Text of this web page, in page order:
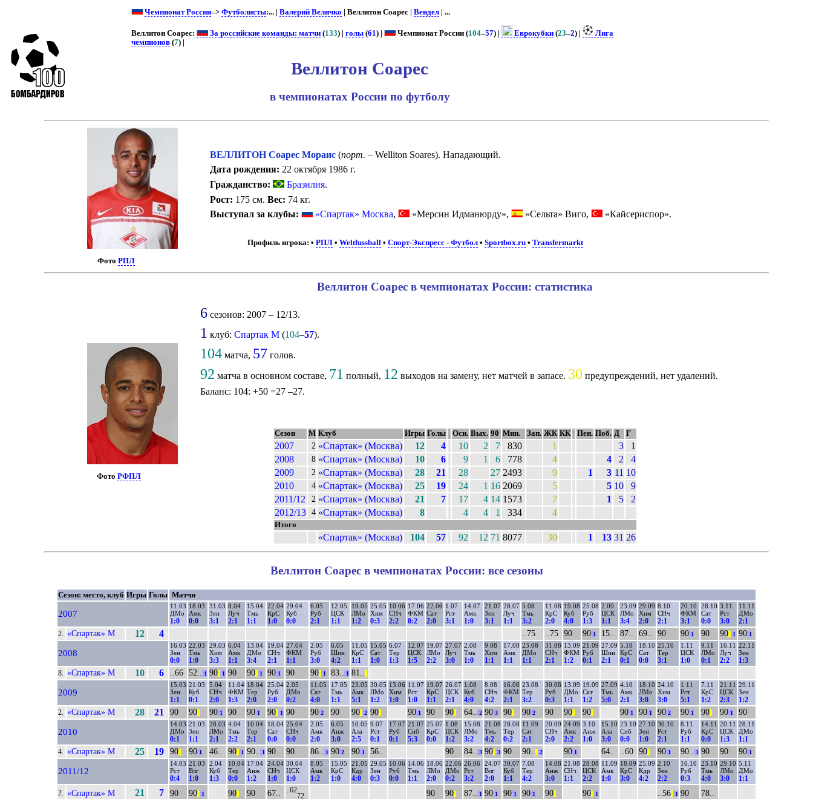
Чемпионат России–> Футболисты:... | Валерий Величко | Веллитон Соарес | Вендел| ...
Веллитон Соарес: За российские команды: матчи(133) | голы(61) | Чемпионат России (104–57) | Еврокубки(23–2) |
Лига
чемпионов(7) |
Веллитон Соарес
в чемпионатах России по футболу
ФотоРПЛ
ВЕЛЛИТОН Соарес Мораис (порт. – Welliton Soares). Нападающий.
Дата рождения: 22 октября 1986 г.
Гражданство:
Бразилия.
Рост: 175 см.Вес: 74 кг.
Выступал за клубы:
«Спартак» Москва, «Мерсин Идманюрду», «Сельта» Виго, «Кайсериспор».
Профиль игрока: • РПЛ• Weltfussball• Спорт-Экспресс - Футбол• Sportbox.ru• Transfermarkt
Фото РФПЛ
Веллитон Соарес в чемпионатах России: статистика
6сезонов: 2007 – 12/13.
1 клуб: Спартак М(104–57).
104матча, 57 голов.
92 матча в основном составе, 71 полный, 12 выходов на замену, нет матчей в запасе. 30 предупреждений, нет удалений.
Баланс: 104: +50 =27 –27.
Сезон М Клуб Игры Голы Осн. Вых. 90 Мин. Зап. ЖК КК Пен. Поб. Д Г
2007 2 «Спартак» (Москва) 12 4 10 2 7 830 1 3
1
2008
8 «Спартак» (Москва) 10 6 9 1 6 778 4 4 2
4
2009
2 «Спартак» (Москва) 28 21 28 27 2493 9 1 3 11 10
2010
4 «Спартак» (Москва) 25 19 24 1 16 2069 5 5 10
9
2011/12
2 «Спартак» (Москва) 21 7 17 4 14 1573 7 1 5
2
2012/13
4 «Спартак» (Москва) 8 4 4 1 334 4
Итого
«Спартак» (Москва) 104 57 92 12 71 8077 30 1 13 31 26
Веллитон Соарес в чемпионатах России: все сезоны
Сезон: место, клуб Игры Голы Матчи
2007
11.03
ДМо
1:0
18.03
Амк
0:0
31.03
Зен
3:1
8.04
Луч
2:1
15.04
Тмь
1:1
22.04
КрС
1:0
29.04
Куб
0:0
6.05
Руб
2:1
12.05
ЦСК
1:1
19.05
ЛМо
1:2
25.05
Хим
0:3
10.06
СНч
2:2
17.06
ФКМ
0:2
22.06
Сат
2:0
1.07
Рст
3:1
14.07
Амк
1:0
21.07
Зен
3:1
28.07
Луч
1:1
5.08
Тмь
3:2
11.08
КрС
2:0
19.08
Куб
4:0
25.08
Руб
1:3
2.09
ЦСК
1:1
23.09
ЛМо
3:4
29.09
Хим
2:0
8.10
СНч
2:1
20.10
ФКМ
3:1
28.10
Сат
0:0
3.11
Рст
3:0
11.11
ДМо
2:1
2. «Спартак» М 12 4 ..75 ..75 90 90 1 15.. 87.. 69.. 90 90 1 90 90 1 90 1
2008
16.03
Зен
0:0
22.03
Тмь
1:0
29.03
Хим
3:3
6.04
Амк
1:1
13.04
ДМо
3:4
19.04
СНч
2:1
27.04
ФКМ
1:1
2.05
Руб
3:0
6.05
Шин
4:2
11.05
КрС
1:1
15.05
Сат
1:0
6.07
Тер
1:3
12.07
ЦСК
1:5
19.07
ЛМо
2:2
27.07
Луч
3:0
2.08
Тмь
1:0
9.08
Хим
1:1
17.08
Амк
1:1
23.08
ДМо
1:1
31.08
СНч
2:1
13.09
ФКМ
1:2
21.09
Руб
0:1
27.09
Шин
2:1
5.10
КрС
0:1
18.10
Сат
0:0
25.10
Тер
3:1
1.11
ЦСК
1:0
9.11
ЛМо
0:1
16.11
Луч
2:2
22.11
Зен
1:3
8. «Спартак» М 10 6 ..66 52.. 1 90 1 90 90 1 90 1 90 90 1 83.. 1 81..
2009
15.03
Зен
1:1
21.03
Куб
0:1
5.04
СНч
2:0
11.04
ФКМ
1:3
18.04
Тер
2:0
25.04
Руб
2:0
2.05
ДМо
0:2
11.05
Сат
4:0
17.05
Тмь
1:1
23.05
Амк
5:1
30.05
ЛМо
1:2
13.06
Хим
1:0
11.07
Рст
1:0
19.07
КрС
1:1
26.07
ЦСК
2:1
1.08
Куб
4:0
8.08
СНч
4:2
16.08
ФКМ
2:1
23.08
Тер
3:2
30.08
Руб
0:3
13.09
ДМо
1:1
19.09
Сат
1:2
27.09
Тмь
5:0
4.10
Амк
2:1
18.10
ЛМо
3:0
24.10
Хим
3:0
1.11
Рст
5:1
7.11
КрС
1:2
21.11
ЦСК
2:3
29.11
Зен
1:2
2. «Спартак» М 28 21 90 90 90 1 90 90 1 90 1 90 90 2 90 90 2 90 90 1 90 90 64.. 2 90 3 90 90 2 90 90 90 90 1 90 1 90 2 90 1 90 90 1 90
2010
14.03
ДМо
0:1
21.03
Зен
1:1
28.03
ЛМо
2:1
4.04
Тмь
2:2
10.04
Тер
2:1
18.04
Сат
0:0
25.04
СНч
0:0
2.05
Амк
2:0
6.05
Анж
3:0
10.05
Ала
2:5
9.07
Рст
0:1
17.07
Руб
0:1
21.07
Сиб
5:3
25.07
КрС
0:0
1.08
ЦСК
1:2
15.08
ЛМо
3:2
21.08
Тмь
4:2
28.08
Тер
0:2
11.09
Сат
2:1
20.09
СНч
2:0
24.09
Амк
2:2
3.10
Анж
1:0
15.10
Ала
3:0
23.10
Сиб
0:0
27.10
Зен
1:0
30.10
Рст
2:1
8.11
Руб
1:1
14.11
КрС
0:0
20.11
ЦСК
1:3
28.11
ДМо
1:1
4. «Спартак» М 25 19 90 90 1 46.. 90 1 90.. 1 90 90 86.. 1 90 2 90 1 56.. 90 84.. 3 90 3 90 90.. 2 90 1 64.. ..60 90 90 1 90.. 1 90 90 90 1
2011/12
14.03
Рст
0:4
21.03
Влг
1:0
2.04
Куб
1:3
10.04
Тер
0:0
17.04
Анж
1:2
24.04
СНч
1:0
30.04
ЦСК
1:0
8.05
Амк
1:2
15.05
КрС
1:0
21.05
Кдр
4:0
29.05
Зен
0:3
10.06
Руб
0:0
14.06
Тмь
1:1
18.06
ЛМо
2:0
22.06
ДМо
0:2
26.06
Рст
3:2
24.07
Влг
2:0
30.07
Куб
1:1
7.08
Тер
4:2
14.08
Анж
3:0
21.08
СНч
1:1
28.08
ЦСК
2:2
11.09
Амк
1:0
18.09
КрС
3:0
25.09
Кдр
4:2
2.10
Зен
2:2
16.10
Руб
0:3
23.10
Тмь
4:0
29.10
ЛМо
3:0
5.11
ДМо
1:1
2. «Спартак» М 21 7 90 90 1 90 90 67.. ..62
72.. 90 90 87.. 1 90 1 90 1 90 1 90 90 1 ..56 1 90 78..